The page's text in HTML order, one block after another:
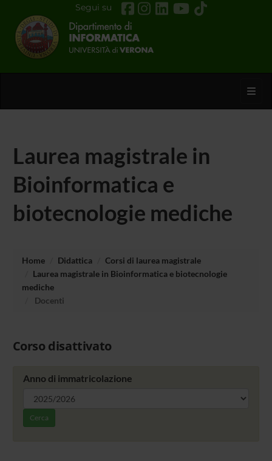
Segui su
Laurea magistrale in
Bioinformatica e
biotecnologie mediche
Home Didattica
Corsi di laurea magistrale
Laurea magistrale in Bioinformatica e biotecnologie
mediche
Docenti
Corso disattivato
Anno di immatricolazione
Cerca